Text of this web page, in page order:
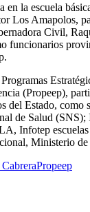
en la escuela
Los Amapolos,
Civil,
funcionarios
(Propeep),
del Estado, como
de Salud (SNS);
Infotep escuelas
Ministerio de
Propeep